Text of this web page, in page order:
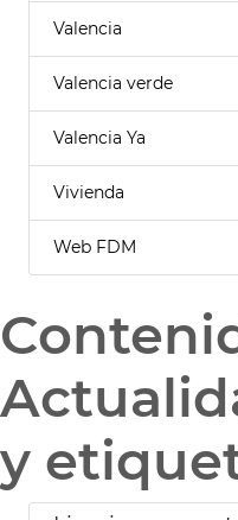
Valencia
Valencia verde
Valencia Ya
Vivienda
Web FDM
y